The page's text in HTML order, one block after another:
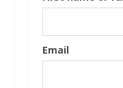
Email